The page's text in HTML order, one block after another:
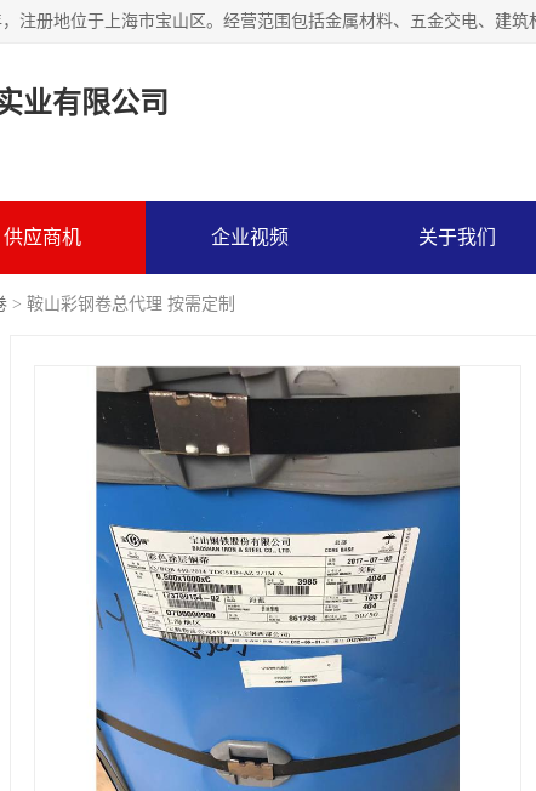
业有限公司
供应商机 企业视频 关于我们
> 鞍山彩钢卷总代理 按需定制